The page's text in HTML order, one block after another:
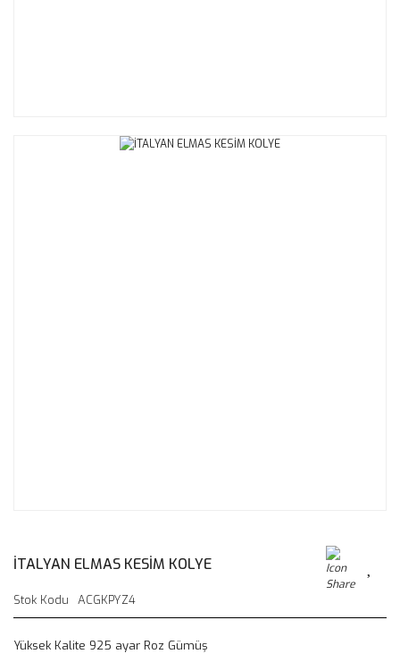
İTALYAN ELMAS KESİM KOLYE
Stok Kodu ACGKPYZ4
Yüksek Kalite 925 ayar Roz Gümüş